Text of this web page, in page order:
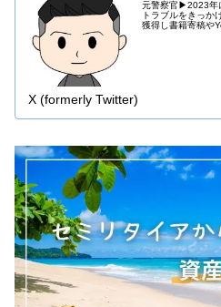
元警察官▶︎2023年
トラブルをきっか
獲得し書籍寄稿や
X (formerly Twitter)